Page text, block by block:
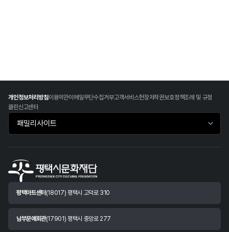
개인정보처리방침이용약관이메일무단수집거부고객서비스헌장저작권보호정책조례 및 규정
클린신고센터
패밀리사이트 바로가기
평택아트센터 (18017) 평택시 고덕로 310
남부문예회관(17901) 평택시 중앙로 277